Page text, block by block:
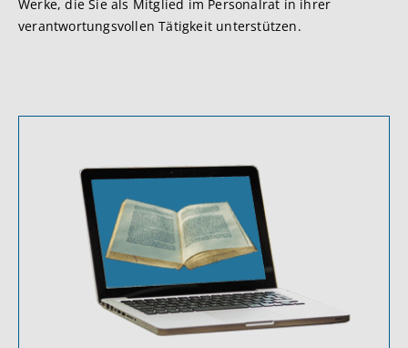
Werke, die Sie als Mitglied im Personalrat in ihrer
verantwortungsvollen Tätigkeit unterstützen.